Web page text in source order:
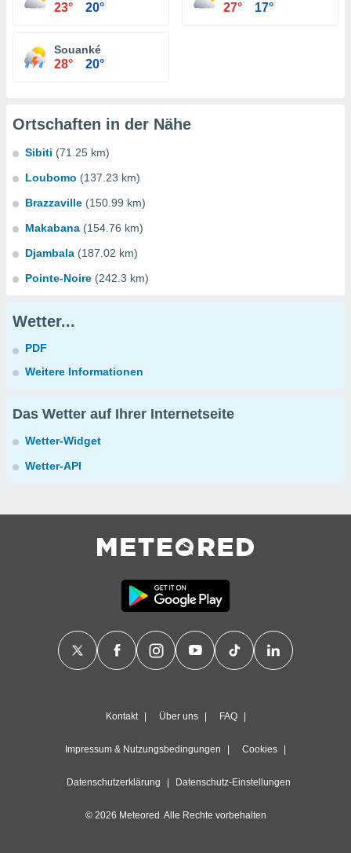
23° 20° 27° 17°
Souanké
28° 20°
Ortschaften in der Nähe
Sibiti (71.25 km)
Loubomo (137.23 km)
Brazzaville (150.99 km)
Makabana (154.76 km)
Djambala (187.02 km)
Pointe-Noire (242.3 km)
Wetter...
PDF
Weitere Informationen
Das Wetter auf Ihrer Internetseite
Wetter-Widget
Wetter-API
Kontakt Über uns FAQ
Impressum & Nutzungsbedingungen Cookies
Datenschutzerklärung Datenschutz-Einstellungen
© 2026 Meteored. Alle Rechte vorbehalten